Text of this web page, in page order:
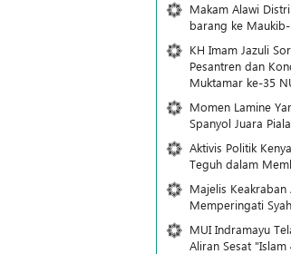
Makam Alawi
barang ke
KH Imam Jazuli
Pesantren dan
Muktamar ke-35
Momen Lamine
Spanyol Juara
Aktivis Politik
Teguh dalam
Majelis Keakraban
Memperingati
MUI Indramayu
Aliran Sesat "Islam